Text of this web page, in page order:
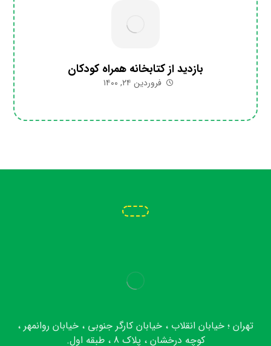
بازدید از کتابخانه همراه کودکان
فروردین ۲۴, ۱۴۰۰
تهران ؛ خیابان انقلاب ، خیابان کارگر جنوبی ، خیابان روانمهر ،
کوچه درخشان ، پلاک 8 ، طبقه اول.